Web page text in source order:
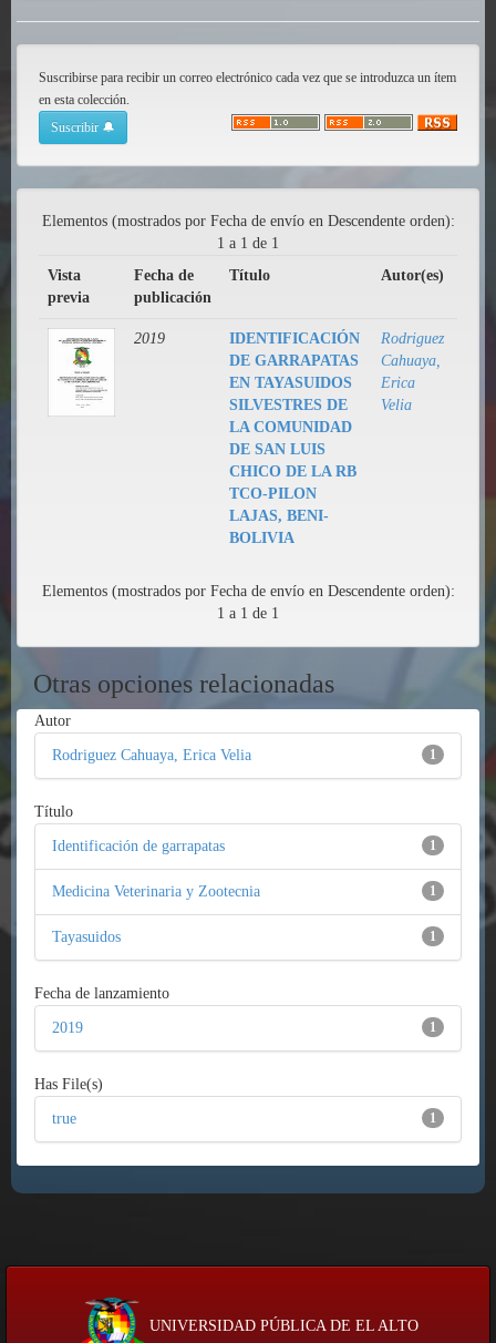
Suscribirse para recibir un correo electrónico cada vez que se introduzca un ítem
en esta colección.
Elementos (mostrados por Fecha de envío en Descendente orden):
1 a 1 de 1
Vista
previa
Fecha de
publicación
Título Autor(es)
2019
IDENTIFICACIÓN
DE GARRAPATAS
EN TAYASUIDOS
SILVESTRES DE
LA COMUNIDAD
DE SAN LUIS
CHICO DE LA RB
TCO-PILON
LAJAS, BENI-
BOLIVIA
Rodriguez
Cahuaya,
Erica
Velia
Elementos (mostrados por Fecha de envío en Descendente orden):
1 a 1 de 1
Otras opciones relacionadas
Autor
1
Rodriguez Cahuaya, Erica Velia
Título
1
Identificación de garrapatas
1
Medicina Veterinaria y Zootecnia
1
Tayasuidos
Fecha de lanzamiento
1
2019
Has File(s)
1
true
UNIVERSIDAD PÚBLICA DE EL ALTO